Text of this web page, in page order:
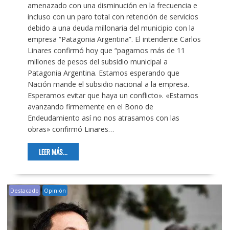
amenazado con una disminución en la frecuencia e
incluso con un paro total con retención de servicios
debido a una deuda millonaria del municipio con la
empresa “Patagonia Argentina”. El intendente Carlos
Linares confirmó hoy que “pagamos más de 11
millones de pesos del subsidio municipal a
Patagonia Argentina. Estamos esperando que
Nación mande el subsidio nacional a la empresa.
Esperamos evitar que haya un conflicto». «Estamos
avanzando firmemente en el Bono de
Endeudamiento así no nos atrasamos con las
obras» confirmó Linares…
LEER MÁS...
Destacado Opinión